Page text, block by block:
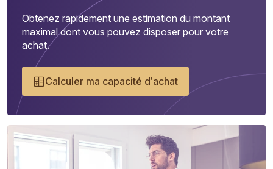
Obtenez rapidement une estimation du montant
maximal dont vous pouvez disposer pour votre
achat.
Calculer ma capacité d’achat